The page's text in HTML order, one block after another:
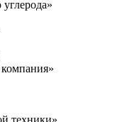
техники»